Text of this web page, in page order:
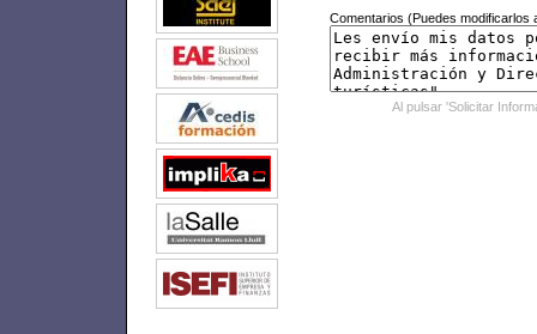
Comentarios (Puedes modificarlos
Al pulsar 'Solicitar